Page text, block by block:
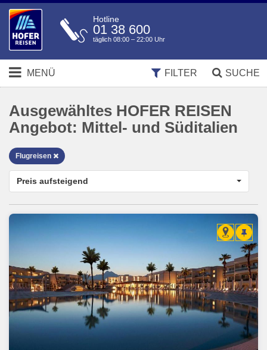
Hotline
01 38 600
täglich 08:00 – 22:00 Uhr
MENÜ SUCHE
FILTER
Ausgewähltes HOFER REISEN
Angebot: Mittel- und Süditalien
Flugreisen
Preis aufsteigend